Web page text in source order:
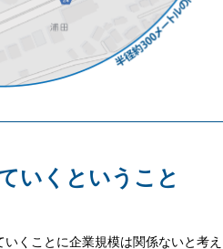
いくということ
くことに企業規模は関係ないと考え